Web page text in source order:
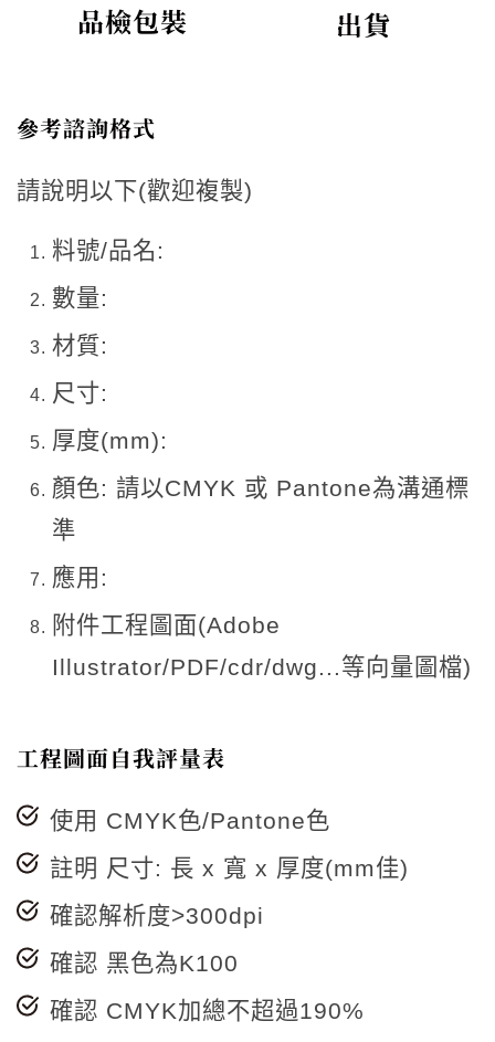
品檢包裝 出貨
參考諮詢格式
請說明以下(歡迎複製)
料號/品名:
數量:
材質:
尺寸:
厚度(mm):
顏色: 請以CMYK 或 Pantone為溝通標
準
應用:
附件工程圖面(Adobe
Illustrator/PDF/cdr/dwg...等向量圖檔)
工程圖面自我評量表
使用 CMYK色/Pantone色
註明 尺寸: 長 x 寬 x 厚度(mm佳)
確認解析度>300dpi
確認 黑色為K100
確認 CMYK加總不超過190%